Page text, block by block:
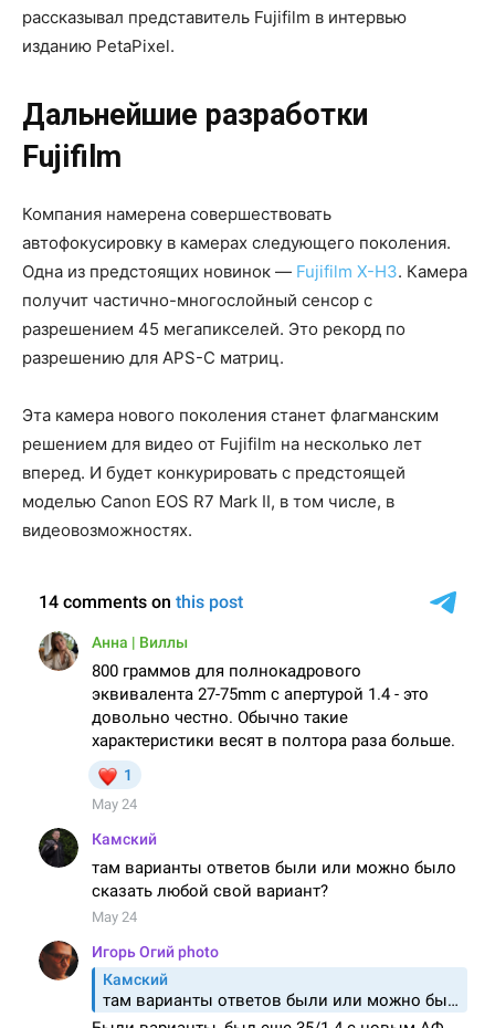
рассказывал представитель Fujifilm в интервью
изданию PetaPixel.
Дальнейшие разработки
Fujifilm
Компания намерена совершествовать
автофокусировку в камерах следующего поколения.
Одна из предстоящих новинок — Fujifilm X-H3. Камера
получит частично-многослойный сенсор с
разрешением 45 мегапикселей. Это рекорд по
разрешению для APS-C матриц.
Эта камера нового поколения станет флагманским
решением для видео от Fujifilm на несколько лет
вперед. И будет конкурировать с предстоящей
моделью Canon EOS R7 Mark II, в том числе, в
видеовозможностях.